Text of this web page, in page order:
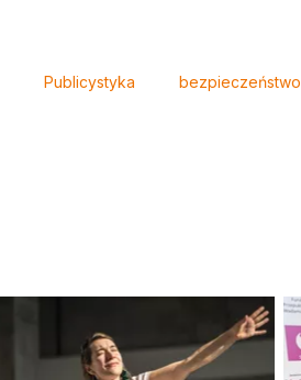
Publicystyka bezpieczeństwo